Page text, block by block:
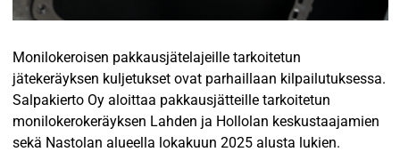
Monilokeroisen pakkausjätelajeille tarkoitetun
jätekeräyksen kuljetukset ovat parhaillaan kilpailutuksessa.
Salpakierto Oy aloittaa pakkausjätteille tarkoitetun
monilokerokeräyksen Lahden ja Hollolan keskustaajamien
sekä Nastolan alueella lokakuun 2025 alusta lukien.